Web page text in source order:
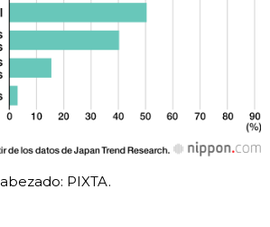
PIXTA.